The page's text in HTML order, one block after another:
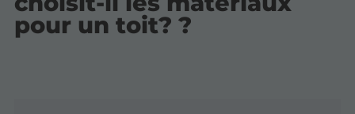
pour un toit? ?